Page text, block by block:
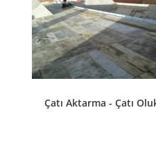
Çatı Aktarma - Çatı